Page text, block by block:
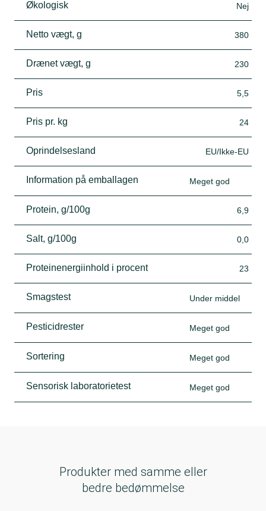
Økologisk Nej
Netto vægt, g 380
Drænet vægt, g 230
Pris 5,5
Pris pr. kg 24
Oprindelsesland EU/Ikke-EU
Information på emballagen Meget god
Protein, g/100g 6,9
Salt, g/100g 0,0
Proteinenergiinhold i procent 23
Smagstest Under middel
Pesticidrester Meget god
Sortering Meget god
Sensorisk laboratorietest Meget god
Produkter med samme eller
bedre bedømmelse